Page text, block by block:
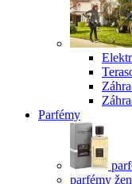
Parfémy
parfémy